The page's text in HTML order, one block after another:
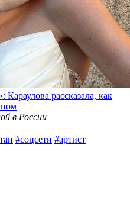
рассказала, как
в России
#соцсети #артист